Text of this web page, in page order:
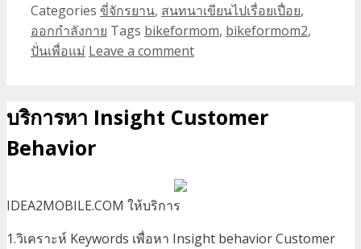
Categories ขี่จักรยาน, สนทนาเขียนไปเรื่อยเปื่อย,
ออกกำลังกาย Tags bikeformom, bikeformom2,
ปั่นเพื่อแม่ Leave a comment
บริการหา Insight Customer
Behavior
IDEA2MOBILE.COM ให้บริการ
1.วิเคราะห์ Keywords เพื่อหา Insight behavior Customer